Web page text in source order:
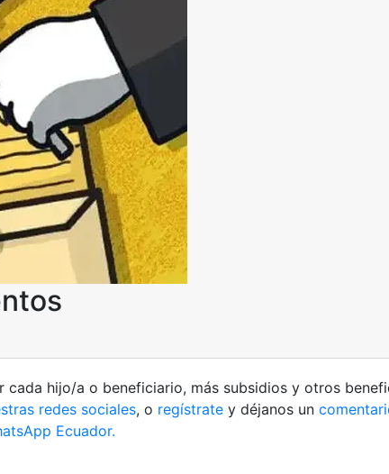
hijo/a o beneficiario, más subsidios y otros
redes sociales, o regístrate y déjanos un
Ecuador.